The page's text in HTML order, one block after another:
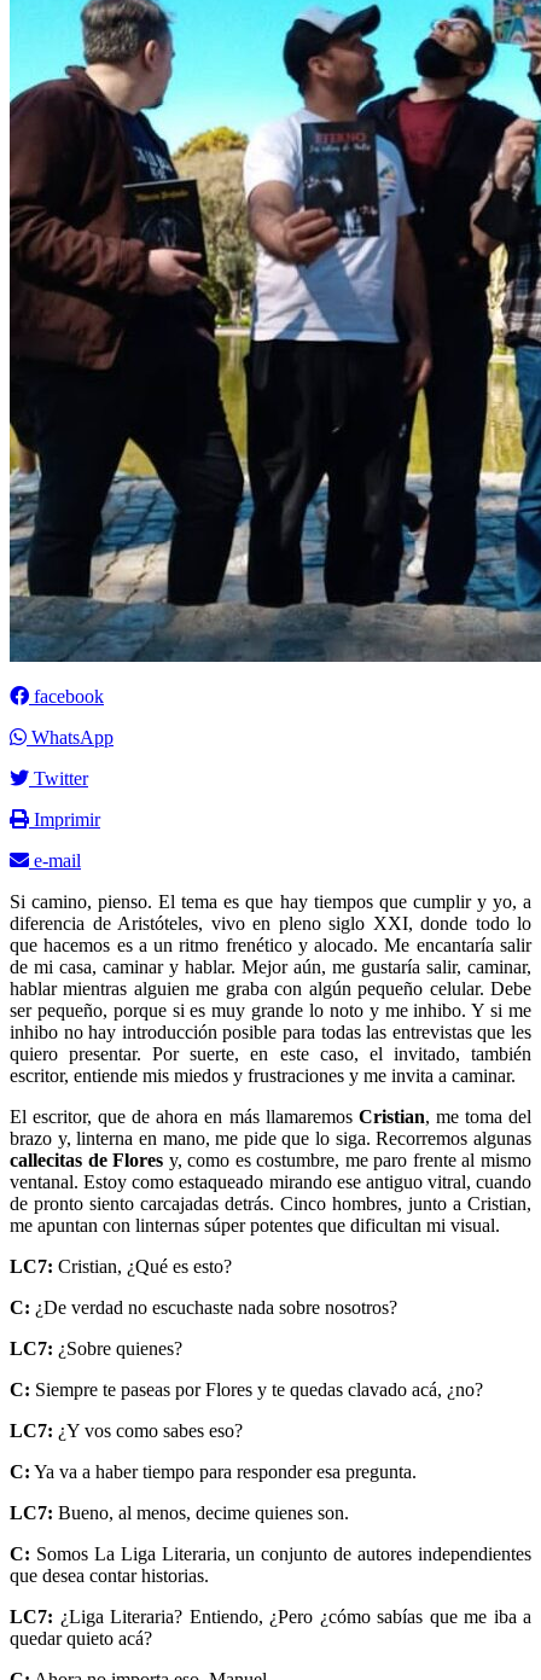
facebook
WhatsApp
Twitter
Imprimir
e-mail
Si camino, pienso. El tema es que hay tiempos que cumplir y yo, a
diferencia de Aristóteles, vivo en pleno siglo XXI, donde todo lo
que hacemos es a un ritmo frenético y alocado. Me encantaría salir
de mi casa, caminar y hablar. Mejor aún, me gustaría salir, caminar,
hablar mientras alguien me graba con algún pequeño celular. Debe
ser pequeño, porque si es muy grande lo noto y me inhibo. Y si me
inhibo no hay introducción posible para todas las entrevistas que les
quiero presentar. Por suerte, en este caso, el invitado, también
escritor, entiende mis miedos y frustraciones y me invita a caminar.
El escritor, que de ahora en más llamaremosCristian, me toma del
brazo y, linterna en mano, me pide que lo siga. Recorremos algunas
callecitas de Flores y, como es costumbre, me paro frente al mismo
ventanal. Estoy como estaqueado mirando ese antiguo vitral, cuando
de pronto siento carcajadas detrás. Cinco hombres, junto a Cristian,
me apuntan con linternas súper potentes que dificultan mi visual.
LC7: Cristian, ¿Qué es esto?
C: ¿De verdad no escuchaste nada sobre nosotros?
LC7: ¿Sobre quienes?
C: Siempre te paseas por Flores y te quedas clavado acá, ¿no?
LC7: ¿Y vos como sabes eso?
C: Ya va a haber tiempo para responder esa pregunta.
LC7: Bueno, al menos, decime quienes son.
C: Somos La Liga Literaria, un conjunto de autores independientes
que desea contar historias.
LC7: ¿Liga Literaria? Entiendo, ¿Pero ¿cómo sabías que me iba a
quedar quieto acá?